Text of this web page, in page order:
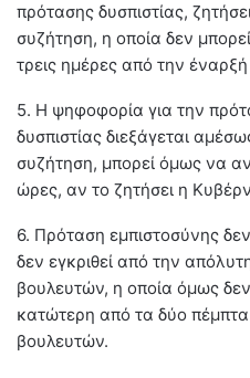
πρότασης δυσπιστίας,
συζήτηση, η οποία δεν
τρεις ημέρες από την έναρξή
5. H ψηφοφορία για την
δυσπιστίας διεξάγεται
συζήτηση, μπορεί όμως να
ώρες, αν το ζητήσει η
6. Πρόταση εμπιστοσύνης
δεν εγκριθεί από την
βουλευτών, η οποία όμως δεν
κατώτερη από τα δύο
βουλευτών.